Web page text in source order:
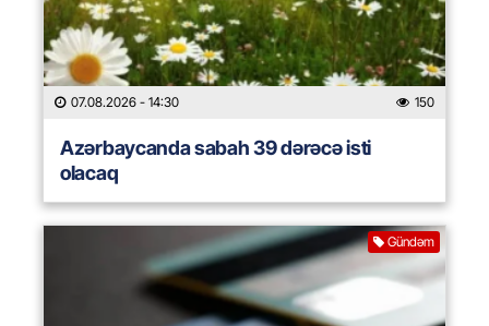
07.08.2026 - 14:30 150
Azərbaycanda sabah 39 dərəcə isti
olacaq
Gündəm